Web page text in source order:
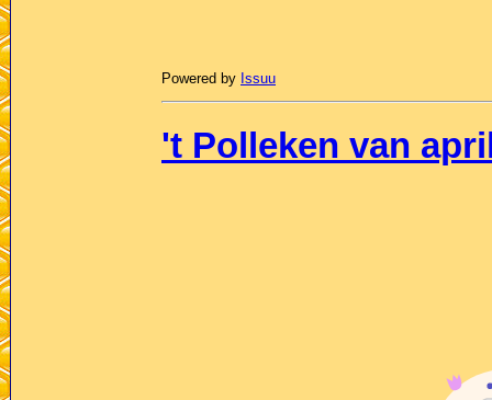
Powered by Issuu
't Polleken van